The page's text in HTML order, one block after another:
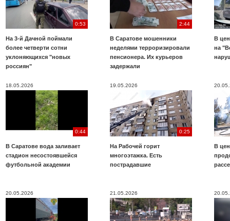
0:53
На 3-й Дачной поймали
более четверти сотни
уклоняющихся "новых
россиян"
2:44
В Саратове мошенники
неделями терроризировали
пенсионера. Их курьеров
задержали
В
на
18.05.2026
0:44
В Саратове вода заливает
стадион несостоявшейся
футбольной академии
19.05.2026
0:25
На Рабочей горит
многоэтажка. Есть
пострадавшие
В
20.05.2026 21.05.2026